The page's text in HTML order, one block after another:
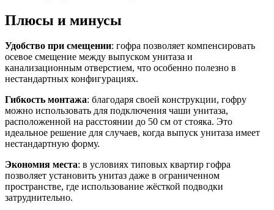
Плюсы и минусы
Удобство при смещении: гофра позволяет компенсировать
осевое смещение между выпуском унитаза и
канализационным отверстием, что особенно полезно в
нестандартных конфигурациях.
Гибкость монтажа: благодаря своей конструкции, гофру
можно использовать для подключения чаши унитаза,
расположенной на расстоянии до 50 см от стояка. Это
идеальное решение для случаев, когда выпуск унитаза имеет
нестандартную форму.
Экономия места: в условиях типовых квартир гофра
позволяет установить унитаз даже в ограниченном
пространстве, где использование жёсткой подводки
затруднительно.